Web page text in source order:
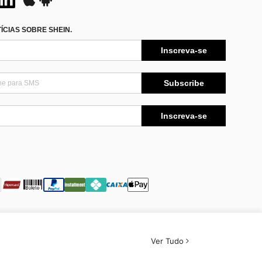
SOBRE SHEIN.
Inscreva-se
Subscribe
Inscreva-se
Ver Tudo